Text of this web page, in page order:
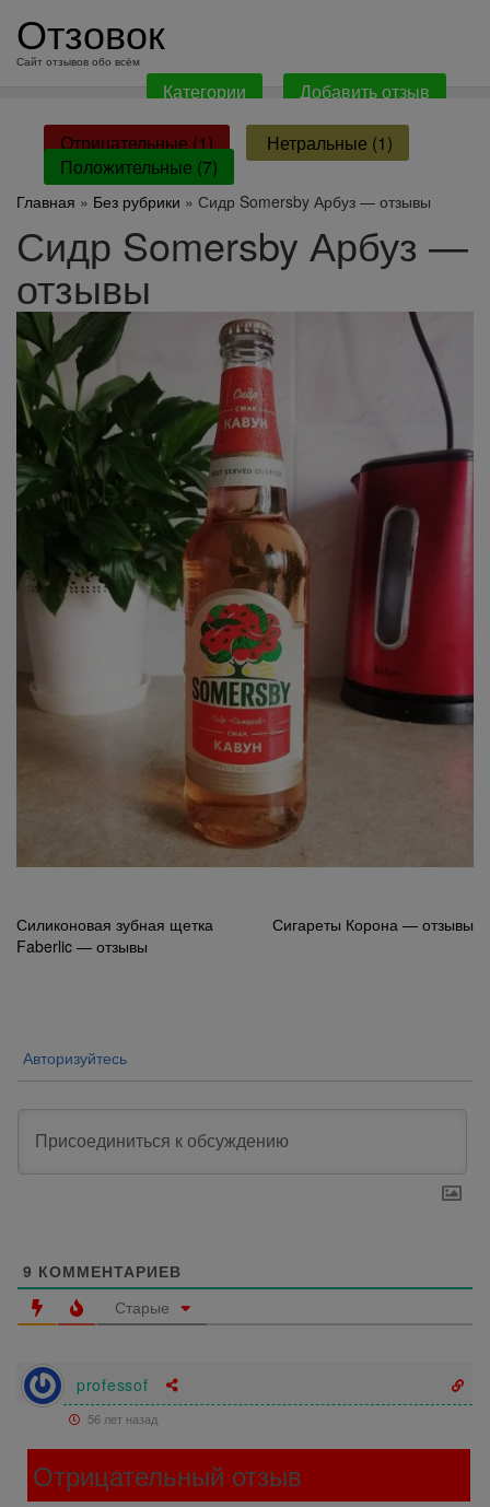
содержанию
Отзовок
Сайт отзывов обо всём
Категории Добавить отзыв
Отрицательные (1)
Нетральные (1)
Положительные (7)
Главная » Без рубрики » Сидр Somersby Арбуз — отзывы
Сидр Somersby Арбуз —
отзывы
Навигация
по
Силиконовая зубная щетка
Faberlic — отзывы
Сигареты Корона — отзывы
Авторизуйтесь
9 КОММЕНТАРИЕВ
Старые
professof
56 лет назад
Отрицательный отзыв